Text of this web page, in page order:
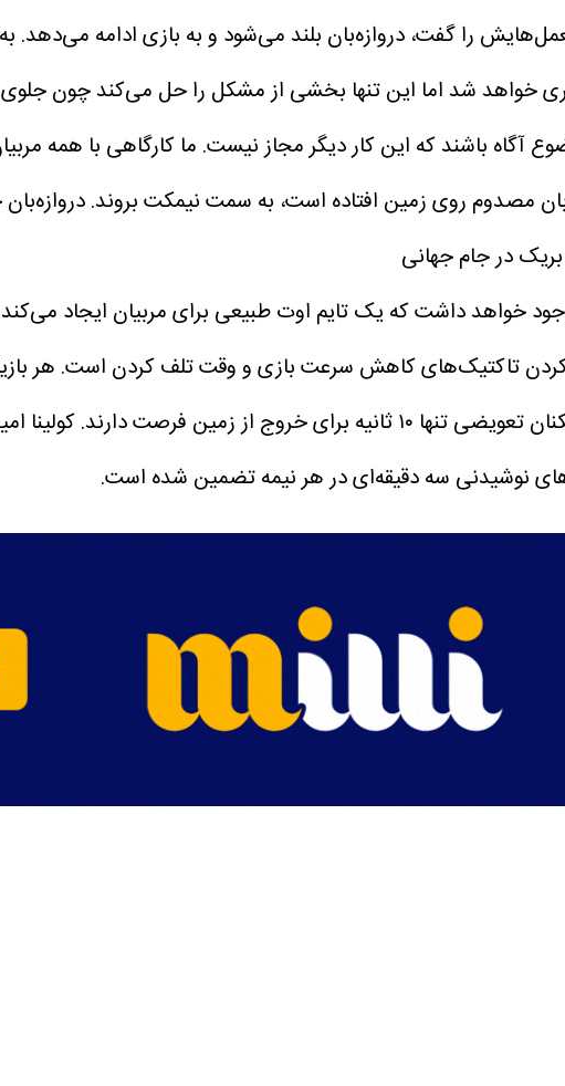
را گفت، دروازه‌بان بلند می‌شود و به بازی ادامه می‌دهد.
خواهد شد اما این تنها بخشی از مشکل را حل می‌کند چون
مصدوم روی زمین افتاده است، به سمت نیمکت بروند.
در جام جهانی
خواهد داشت که یک تایم اوت طبیعی برای مربیان ایجاد
تاکتیک‌های کاهش سرعت بازی و وقت تلف کردن است. هر
از زمین فرصت دارند.
کولینا